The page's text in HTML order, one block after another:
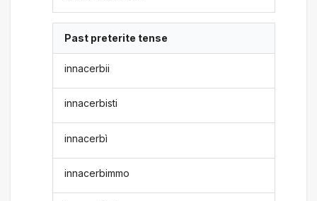
Past preterite tense
innacerbii
innacerbisti
innacerbì
innacerbimmo